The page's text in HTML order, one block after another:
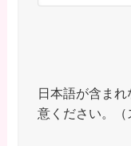
日本語が含ま
意ください。（